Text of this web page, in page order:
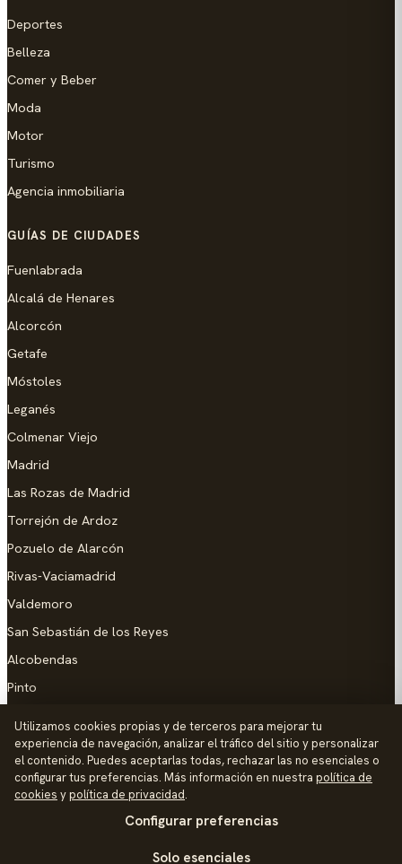
Deportes
Belleza
Comer y Beber
Moda
Motor
Turismo
Agencia inmobiliaria
GUÍAS DE CIUDADES
Fuenlabrada
Alcalá de Henares
Alcorcón
Getafe
Móstoles
Leganés
Colmenar Viejo
Madrid
Las Rozas de Madrid
Torrejón de Ardoz
Pozuelo de Alarcón
Rivas-Vaciamadrid
Valdemoro
San Sebastián de los Reyes
Alcobendas
Pinto
AYUDA
Añadir empresa
Utilizamos cookies propias y de terceros para mejorar tu
experiencia de navegación, analizar el tráfico del sitio y personalizar
el contenido. Puedes aceptarlas todas, rechazar las no esenciales o
configurar tus preferencias. Más información en nuestra política de
cookies ypolítica de privacidad.
Configurar preferencias
Solo esenciales